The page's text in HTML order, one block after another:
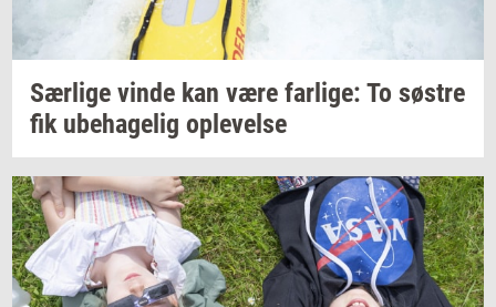
Sær­li­ge vinde kan være far­li­ge: To sø­stre
fik ube­ha­ge­lig op­le­vel­se